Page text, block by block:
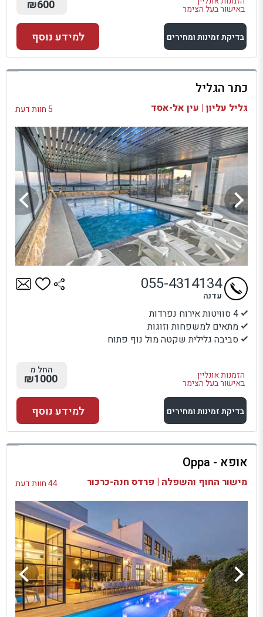
באישור בעל הצימר ₪600
בדיקת זמינות ומחירים
למתחם זה
בדיקת זמינות ומחירים
למידע נוסף
כתר הגליל
גליל עליון | עין אל-אסד 5 חוות דעת
4 סוויטות אירוח נפרדות
מתאים למשפחות וזוגות
סביבה גלילית שקטה מול נוף פתוח
הזמנות אונליין
באישור בעל הצימר
055-4314134
עדנה
החל מ
₪1000
בדיקת זמינות ומחירים
למתחם זה
בדיקת זמינות ומחירים
למידע נוסף
אופא - Oppa
מישור החוף והשפלה | פרדס חנה-כרכור 44 חוות דעת